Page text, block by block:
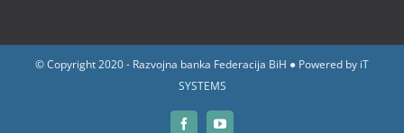
© Copyright 2020 - Razvojna banka Federacija BiH ● Powered by iT
SYSTEMS
FacebookYouTube